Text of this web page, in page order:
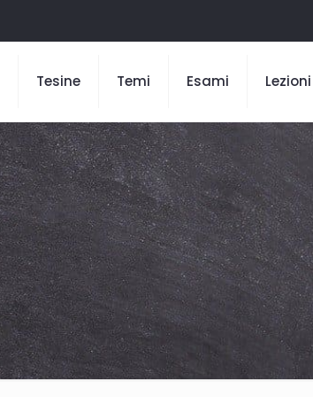
Tesine Temi Esami Lezioni